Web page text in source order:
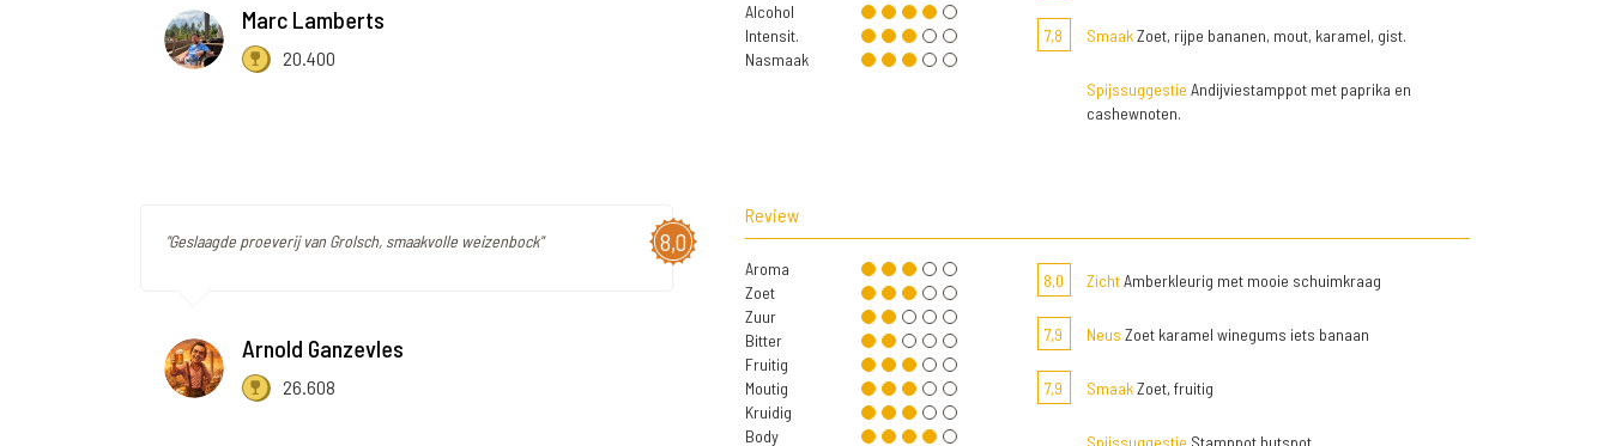
Marc Lamberts
20.400
Alcohol
Intensit.
Nasmaak
7,8 SmaakZoet, rijpe bananen, mout, karamel, gist.
Spijssuggestie Andijviestamppot met paprika en
cashewnoten.
8,0
"Geslaagde proeverij van Grolsch, smaakvolle weizenbock"
Arnold Ganzevles
26.608
Review
Aroma
Zoet
Zuur
Bitter
Fruitig
Moutig
Kruidig
Body
8,0 ZichtAmberkleurig met mooie schuimkraag
7,9 Neus Zoet karamel winegums iets banaan
7,9 SmaakZoet, fruitig